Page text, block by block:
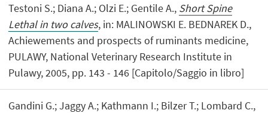
Testoni S.; Diana A.; Olzi E.; Gentile A., Short Spine
Lethal in two calves, in: MALINOWSKI E. BEDNAREK D.,
Achiewements and prospects of ruminants medicine,
PULAWY, National Veterinary Research Institute in
Pulawy, 2005, pp. 143 - 146 [Capitolo/Saggio in libro]
Gandini G.; Jaggy A.; Kathmann I.; Bilzer T.; Lombard C.,